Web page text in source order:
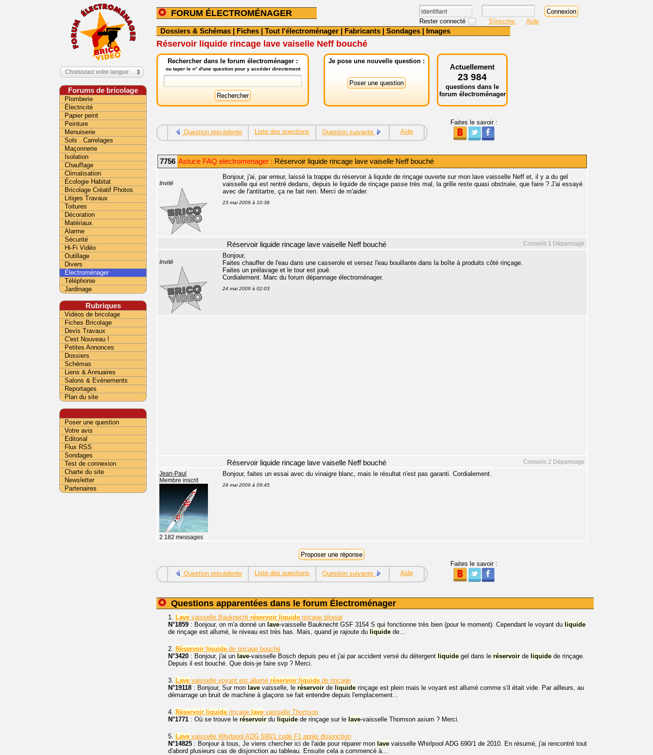
FORUM ÉLECTROMÉNAGER
Rester connecté S'inscrire Aide
Dossiers & Schémas | Fiches | Tout l'électroménager | Fabricants | Sondages | Images
Réservoir liquide rincage lave vaiselle Neff bouché
Rechercher dans le forum électroménager :
ou taper le n° d'une question pour y accéder directement
Je pose une nouvelle question :
Actuellement
23 984
questions dans le
forum électroménager
Question précédente Liste des questions Question suivante Aide
Faites le savoir :
7756 Astuce FAQ electromenager : Réservoir liquide rincage lave vaiselle Neff bouché
Invité
Bonjour, j'ai, par erreur, laissé la trappe du réservoir à liquide de rinçage ouverte sur mon lave vaisselle Neff et, il y a du gel
vaisselle qui est rentré dedans, depuis le liquide de rinçage passe très mal, la grille reste quasi obstruée, que faire ? J'ai essayé
avec de l'antitartre, ça ne fait rien. Merci de m'aider.
23 mai 2009 à 10:38
Conseils 1 Dépannage
Réservoir liquide rincage lave vaiselle Neff bouché
Invité
Bonjour,
Faites chauffer de l'eau dans une casserole et versez l'eau bouillante dans la boîte à produits côté rinçage.
Faites un prélavage et le tour est joué.
Cordialement. Marc du forum dépannage électroménager.
24 mai 2009 à 02:03
Conseils 2 Dépannage
Réservoir liquide rincage lave vaiselle Neff bouché
Jean-Paul
Membre inscrit
2 182 messages
Bonjour, faites un essai avec du vinaigre blanc, mais le résultat n'est pas garanti. Cordialement.
24 mai 2009 à 09:45
Question précédente Liste des questions Question suivante Aide
Faites le savoir :
Questions apparentées dans le forum Électroménager
1. Lave vaisselle Bauknecht réservoir liquide rinçage bloqué
N°1859 : Bonjour, on m'a donné un lave-vaisselle Bauknecht GSF 3154 S qui fonctionne très bien (pour le moment). Cependant le voyant du liquide
de rinçage est allumé, le niveau est très bas. Mais, quand je rajoute du liquide de...
2. Réservoir liquide de rinçage bouché
N°3420 : Bonjour, j'ai un lave-vaisselle Bosch depuis peu et j'ai par accident versé du détergent liquide gel dans le réservoir de liquide de rinçage.
Depuis il est bouché. Que dois-je faire svp ? Merci.
3. Lave vaisselle voyant est allumé réservoir liquide de rinçage
N°19118 : Bonjour, Sur mon lave vaisselle, le réservoir de liquide rinçage est plein mais le voyant est allumé comme s'il était vide. Par ailleurs, au
démarrage un bruit de machine à glaçons se fait entendre depuis l'emplacement...
4. Réservoir liquide rinçage lave vaisselle Thomson
N°1771 : Où se trouve le réservoir du liquide de rinçage sur le lave-vaisselle Thomson axium ? Merci.
5. Lave vaisselle Whirlpool ADG 690/1 code F1 après disjonction
N°14825 : Bonjour à tous, Je viens chercher ici de l'aide pour réparer mon lave vaisselle Whirlpool ADG 690/1 de 2010. En résumé, j'ai rencontré tout
d'abord plusieurs cas de disjonction au tableau. Ensuite cela a commencé à...
Choisissez votre langue
Forums de bricolage
Plomberie
Électricité
Papier peint
Peinture
Menuiserie
Sols . Carrelages
Maçonnerie
Isolation
Chauffage
Climatisation
Écologie Habitat
Bricolage Créatif Photos
Litiges Travaux
Toitures
Décoration
Matériaux
Alarme
Sécurité
Hi-Fi Vidéo
Outillage
Divers
Électroménager
Téléphonie
Jardinage
Rubriques
Vidéos de bricolage
Fiches Bricolage
Devis Travaux
C'est Nouveau !
Petites Annonces
Dossiers
Schémas
Liens & Annuaires
Salons & Evènements
Reportages
Plan du site
Poser une question
Votre avis
Editorial
Flux RSS
Sondages
Test de connexion
Charte du site
Newsletter
Partenaires